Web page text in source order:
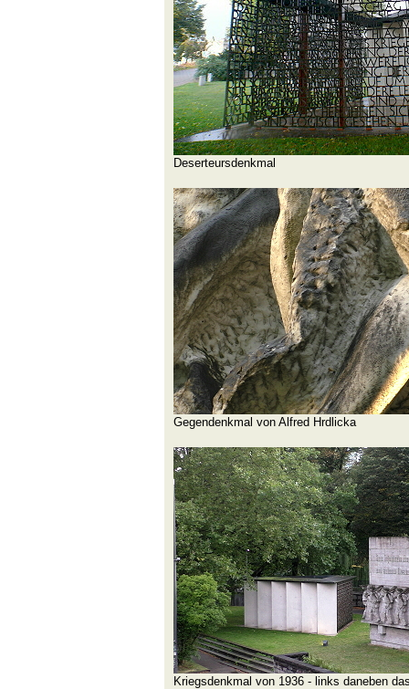
Deserteursdenkmal
Gegendenkmal von Alfred Hrdlicka
Kriegsdenkmal von 1936 - links daneben